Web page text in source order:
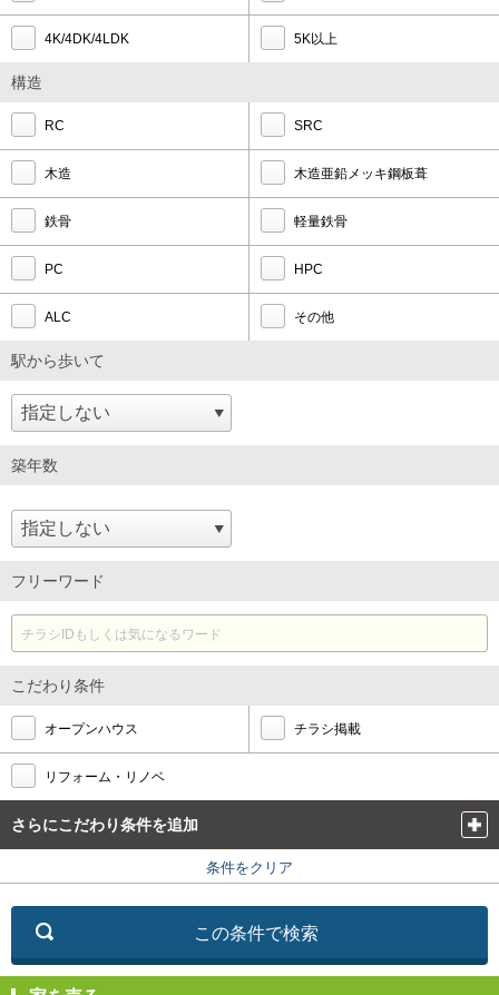
4K/4DK/4LDK 5K以上
構造
RC SRC
木造 木造亜鉛メッキ鋼板葺
鉄骨 軽量鉄骨
PC HPC
ALC その他
駅から歩いて
築年数
フリーワード
こだわり条件
オープンハウス チラシ掲載
リフォーム・リノベ
さらにこだわり条件を追加
条件をクリア
この条件で検索